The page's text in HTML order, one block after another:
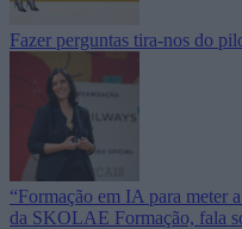
Fazer perguntas tira-nos do
“Formação em IA para meter
da SKOLAE Formação, fala